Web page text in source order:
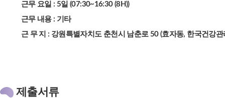
근무 요일 : 5일 (07:30~16:30 (8H))
근무 내용 : 기타
근 무 지 : 강원특별자치도 춘천시 남춘로 50 (효자동, 한국건강관
제출서류